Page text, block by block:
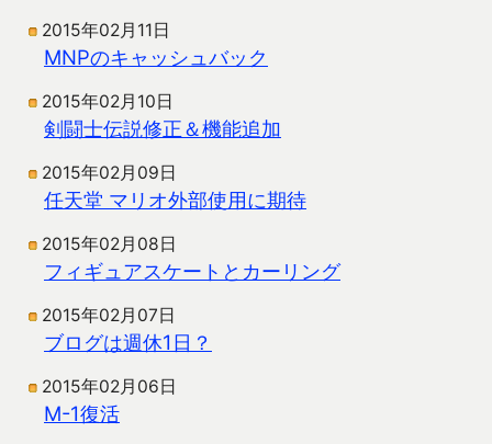
2015年02月11日
MNPのキャッシュバック
2015年02月10日
剣闘士伝説修正＆機能追加
2015年02月09日
任天堂 マリオ外部使用に期待
2015年02月08日
フィギュアスケートとカーリング
2015年02月07日
ブログは週休1日？
2015年02月06日
M-1復活